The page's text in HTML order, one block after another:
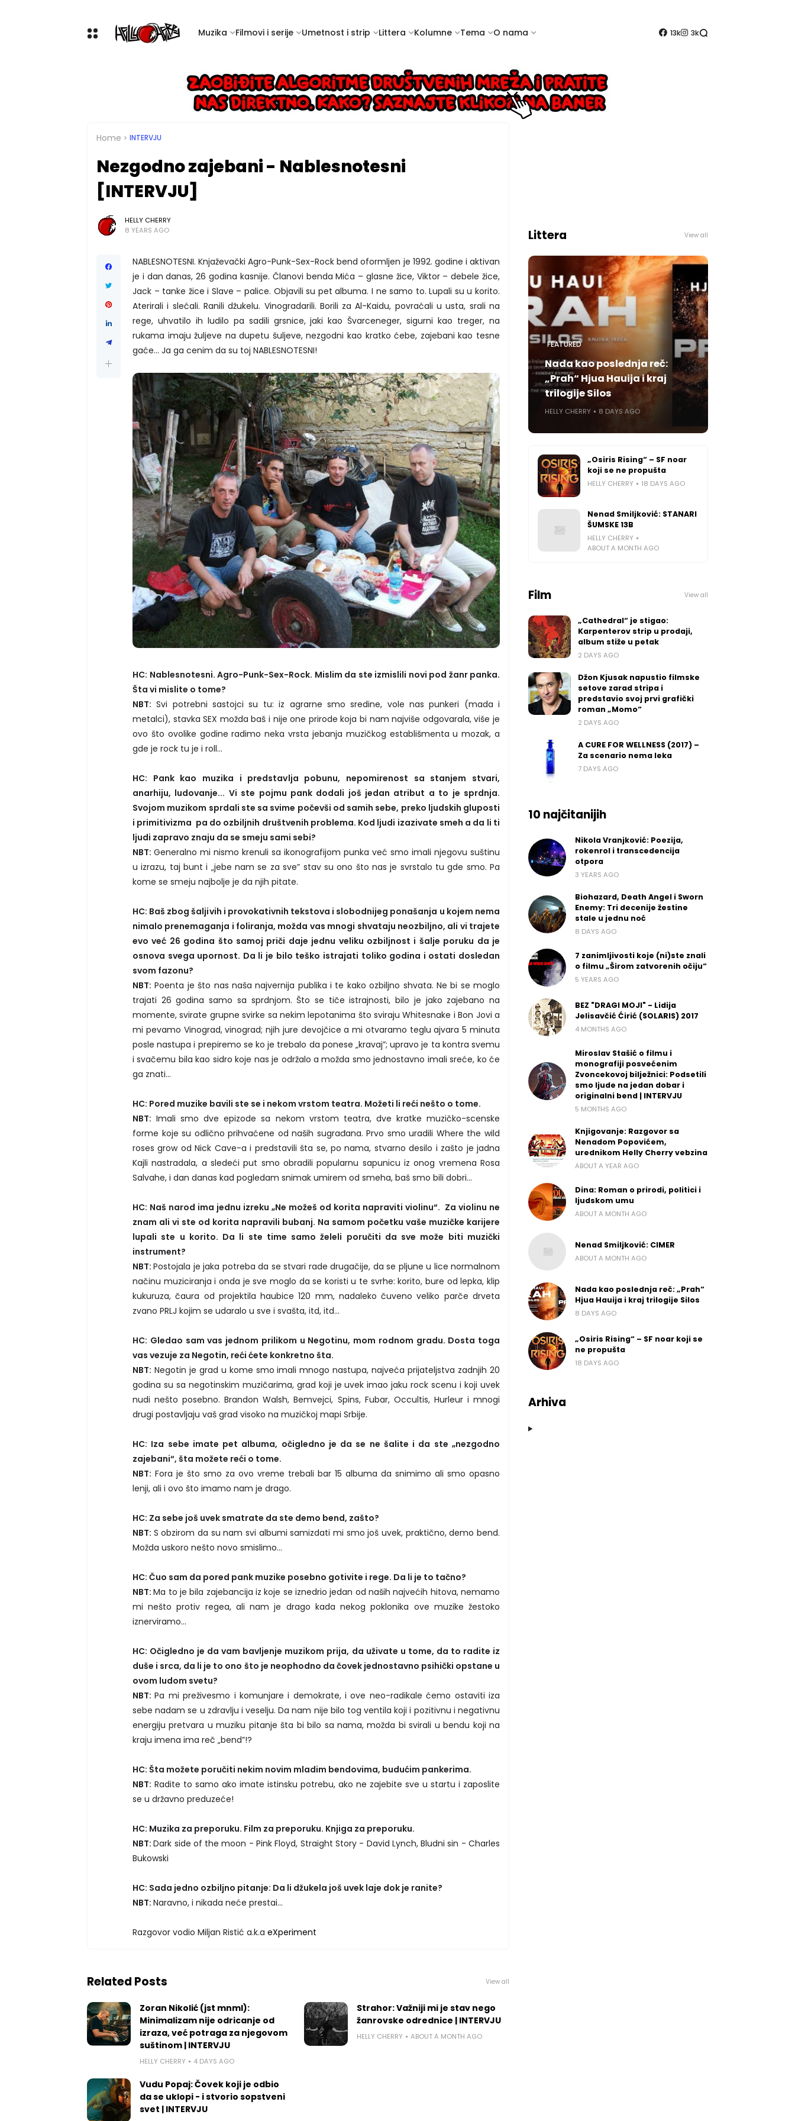
Muzika Filmovi i serije Umetnost i strip Littera Kolumne Tema O nama 13k 3k
Home INTERVJU
Nezgodno zajebani - Nablesnotesni
[INTERVJU]
HELLY CHERRY
8 YEARS AGO
NABLESNOTESNI. Knjaževački Agro-Punk-Sex-Rock bend oformljen je 1992. godine i aktivan
je i dan danas, 26 godina kasnije. Članovi benda Mića – glasne žice, Viktor – debele žice,
Jack – tanke žice i Slave – palice. Objavili su pet albuma. I ne samo to. Lupali su u korito.
Aterirali i slećali. Ranili džukelu. Vinogradarili. Borili za Al-Kaidu, povraćali u usta, srali na
rege, uhvatilo ih ludilo pa sadili grsnice, jaki kao Švarceneger, sigurni kao treger, na
rukama imaju žuljeve na dupetu šuljeve, nezgodni kao kratko ćebe, zajebani kao tesne
gaće... Ja ga cenim da su toj NABLESNOTESNI!
HC: Nablesnotesni. Agro-Punk-Sex-Rock. Mislim da ste izmislili novi pod žanr panka.
Šta vi mislite o tome?
NBT: Svi potrebni sastojci su tu: iz agrarne smo sredine, vole nas punkeri (mada i
metalci), stavka SEX možda baš i nije one prirode koja bi nam najviše odgovarala, više je
ovo što ovolike godine radimo neka vrsta jebanja muzičkog establišmenta u mozak, a
gde je rock tu je i roll...
HC: Pank kao muzika i predstavlja pobunu, nepomirenost sa stanjem stvari,
anarhiju, ludovanje... Vi ste pojmu pank dodali još jedan atribut a to je sprdnja.
Svojom muzikom sprdali ste sa svime počevši od samih sebe, preko ljudskih gluposti
i primitivizma pa do ozbiljnih društvenih problema. Kod ljudi izazivate smeh a da li ti
ljudi zapravo znaju da se smeju sami sebi?
NBT: Generalno mi nismo krenuli sa ikonografijom punka već smo imali njegovu suštinu
u izrazu, taj bunt i „jebe nam se za sve” stav su ono što nas je svrstalo tu gde smo. Pa
kome se smeju najbolje je da njih pitate.
HC: Baš zbog šaljivih i provokativnih tekstova i slobodnijeg ponašanja u kojem nema
nimalo prenemaganja i foliranja, možda vas mnogi shvataju neozbiljno, ali vi trajete
evo već 26 godina što samoj priči daje jednu veliku ozbiljnost i šalje poruku da je
osnova svega upornost. Da li je bilo teško istrajati toliko godina i ostati dosledan
svom fazonu?
NBT: Poenta je što nas naša najvernija publika i te kako ozbiljno shvata. Ne bi se moglo
trajati 26 godina samo sa sprdnjom. Što se tiče istrajnosti, bilo je jako zajebano na
momente, svirate grupne svirke sa nekim lepotanima što sviraju Whitesnake i Bon Jovi a
mi pevamo Vinograd, vinograd; njih jure devojčice a mi otvaramo teglu ajvara 5 minuta
posle nastupa i prepiremo se ko je trebalo da ponese „kravaj”; upravo je ta kontra svemu
i svačemu bila kao sidro koje nas je održalo a možda smo jednostavno imali sreće, ko će
ga znati...
HC: Pored muzike bavili ste se i nekom vrstom teatra. Možeti li reći nešto o tome.
NBT: Imali smo dve epizode sa nekom vrstom teatra, dve kratke muzičko-scenske
forme koje su odlično prihvaćene od naših sugrađana. Prvo smo uradili Where the wild
roses grow od Nick Cave-a i predstavili šta se, po nama, stvarno desilo i zašto je jadna
Kajli nastradala, a sledeći put smo obradili popularnu sapunicu iz onog vremena Rosa
Salvahe, i dan danas kad pogledam snimak umirem od smeha, baš smo bili dobri...
HC: Naš narod ima jednu izreku „Ne možeš od korita napraviti violinu“. Za violinu ne
znam ali vi ste od korita napravili bubanj. Na samom početku vaše muzičke karijere
lupali ste u korito. Da li ste time samo želeli poručiti da sve može biti muzički
instrument?
NBT:Postojala je jaka potreba da se stvari rade drugačije, da se pljune u lice normalnom
načinu muziciranja i onda je sve moglo da se koristi u te svrhe: korito, bure od lepka, klip
kukuruza, čaura od projektila haubice 120 mm, nadaleko čuveno veliko parče drveta
zvano PRLJ kojim se udaralo u sve i svašta, itd, itd...
HC: Gledao sam vas jednom prilikom u Negotinu, mom rodnom gradu. Dosta toga
vas vezuje za Negotin, reći ćete konkretno šta.
NBT: Negotin je grad u kome smo imali mnogo nastupa, najveća prijateljstva zadnjih 20
godina su sa negotinskim muzičarima, grad koji je uvek imao jaku rock scenu i koji uvek
nudi nešto posebno. Brandon Walsh, Bemvejci, Spins, Fubar, Occultis, Hurleur i mnogi
drugi postavljaju vaš grad visoko na muzičkoj mapi Srbije.
HC: Iza sebe imate pet albuma, očigledno je da se ne šalite i da ste „nezgodno
zajebani“, šta možete reći o tome.
NBT: Fora je što smo za ovo vreme trebali bar 15 albuma da snimimo ali smo opasno
lenji, ali i ovo što imamo nam je drago.
HC: Za sebe još uvek smatrate da ste demo bend, zašto?
NBT: S obzirom da su nam svi albumi samizdati mi smo još uvek, praktično, demo bend.
Možda uskoro nešto novo smislimo...
HC: Čuo sam da pored pank muzike posebno gotivite i rege. Da li je to tačno?
NBT:Ma to je bila zajebancija iz koje se iznedrio jedan od naših najvećih hitova, nemamo
mi nešto protiv regea, ali nam je drago kada nekog poklonika ove muzike žestoko
iznerviramo...
HC: Očigledno je da vam bavljenje muzikom prija, da uživate u tome, da to radite iz
duše i srca, da li je to ono što je neophodno da čovek jednostavno psihički opstane u
ovom ludom svetu?
NBT:Pa mi preživesmo i komunjare i demokrate, i ove neo-radikale ćemo ostaviti iza
sebe nadam se u zdravlju i veselju. Da nam nije bilo tog ventila koji i pozitivnu i negativnu
energiju pretvara u muziku pitanje šta bi bilo sa nama, možda bi svirali u bendu koji na
kraju imena ima reč „bend”!?
HC: Šta možete poručiti nekim novim mladim bendovima, budućim pankerima.
NBT: Radite to samo ako imate istinsku potrebu, ako ne zajebite sve u startu i zaposlite
se u državno preduzeće!
HC: Muzika za preporuku. Film za preporuku. Knjiga za preporuku.
NBT:Dark side of the moon - Pink Floyd, Straight Story - David Lynch, Bludni sin - Charles
Bukowski
HC: Sada jedno ozbiljno pitanje: Da li džukela još uvek laje dok je ranite?
NBT: Naravno, i nikada neće prestai...
Razgovor vodio Miljan Ristić a.k.a eXperiment
Related Posts View all
Zoran Nikolić (jst mnml):
Minimalizam nije odricanje od
izraza, već potraga za njegovom
suštinom | INTERVJU
HELLY CHERRY 4 DAYS AGO
Strahor: Važniji mi je stav nego
žanrovske odrednice | INTERVJU
HELLY CHERRY ABOUT A MONTH AGO
Vudu Popaj: Čovek koji je odbio
da se uklopi - i stvorio sopstveni
svet | INTERVJU
Littera View all
FEATURED
Nada kao poslednja reč:
„Prah“ Hjua Hauija i kraj
trilogije Silos
HELLY CHERRY 8 DAYS AGO
„Osiris Rising“ – SF noar
koji se ne propušta
HELLY CHERRY 18 DAYS AGO
Nenad Smiljković: STANARI
ŠUMSKE 13B
HELLY CHERRY
ABOUT A MONTH AGO
Film View all
„Cathedral“ je stigao:
Karpenterov strip u prodaji,
album stiže u petak
2 DAYS AGO
Džon Kjusak napustio filmske
setove zarad stripa i
predstavio svoj prvi grafički
roman „Momo“
2 DAYS AGO
A CURE FOR WELLNESS (2017) –
Za scenario nema leka
7 DAYS AGO
10 najčitanijih
Nikola Vranjković: Poezija,
rokenrol i transcedencija
otpora
3 YEARS AGO
Biohazard, Death Angel i Sworn
Enemy: Tri decenije žestine
stale u jednu noć
8 DAYS AGO
7 zanimljivosti koje (ni)ste znali
o filmu „Širom zatvorenih očiju“
5 YEARS AGO
BEZ "DRAGI MOJI" - Lidija
Jelisavčić Ćirić (SOLARIS) 2017
4 MONTHS AGO
Miroslav Stašić o filmu i
monografiji posvećenim
Zvoncekovoj bilježnici: Podsetili
smo ljude na jedan dobar i
originalni bend | INTERVJU
5 MONTHS AGO
Knjigovanje: Razgovor sa
Nenadom Popovićem,
urednikom Helly Cherry vebzina
ABOUT A YEAR AGO
Dina: Roman o prirodi, politici i
ljudskom umu
ABOUT A MONTH AGO
Nenad Smiljković: CIMER
ABOUT A MONTH AGO
Nada kao poslednja reč: „Prah“
Hjua Hauija i kraj trilogije Silos
8 DAYS AGO
„Osiris Rising“ – SF noar koji se
ne propušta
18 DAYS AGO
Arhiva